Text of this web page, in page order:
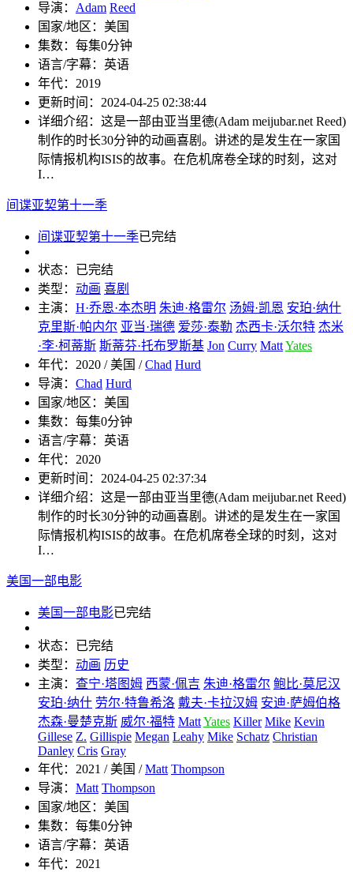
导演： Adam Reed
国家/地区： 美国
集数： 每集0分钟
语言/字幕： 英语
年代： 2019
更新时间： 2024-04-25 02:38:44
详细介绍： 这是一部由亚当里德(Adam meijubar.net Reed)
制作的时长30分钟的动画喜剧。讲述的是发生在一家国
际情报机构ISIS的故事。在危机席卷全球的时刻，这对
I…
间谍亚契第十一季
间谍亚契第十一季已完结
状态： 已完结
类型： 动画 喜剧
主演： H·乔恩·本杰明 朱迪·格雷尔 汤姆·凯恩 安珀·纳什
克里斯·帕内尔 亚当·瑞德 爱莎·泰勒 杰西卡·沃尔特 杰米
·李·柯蒂斯 斯蒂芬·托布罗斯基 Jon Curry MattYates
年代： 2020 / 美国 /Chad Hurd
导演： Chad Hurd
国家/地区： 美国
集数： 每集0分钟
语言/字幕： 英语
年代： 2020
更新时间： 2024-04-25 02:37:34
详细介绍： 这是一部由亚当里德(Adam meijubar.net Reed)
制作的时长30分钟的动画喜剧。讲述的是发生在一家国
际情报机构ISIS的故事。在危机席卷全球的时刻，这对
I…
美国一部电影
美国一部电影已完结
状态： 已完结
类型： 动画 历史
主演： 查宁·塔图姆 西蒙·佩吉 朱迪·格雷尔 鲍比·莫尼汉
安珀·纳什 劳尔·特鲁希洛 戴夫·卡拉汉姆 安迪·萨姆伯格
杰森·曼楚克斯 威尔·福特 MattYates Killer Mike Kevin
Gillese Z. Gillispie Megan Leahy Mike Schatz Christian
Danley Cris Gray
年代： 2021 / 美国 /Matt Thompson
导演： Matt Thompson
国家/地区： 美国
集数： 每集0分钟
语言/字幕： 英语
年代： 2021